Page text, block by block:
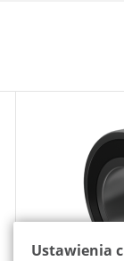
Ustawienia